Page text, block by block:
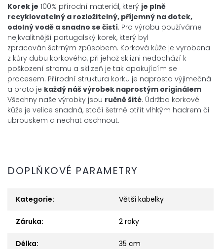
Korek je 100% přírodní materiál, který je plně
recyklovatelný a rozložitelný, příjemný na dotek,
odolný vodě a snadno se čistí. Pro výrobu používáme
nejkvalitnější portugalský korek, který byl
zpracován šetrným způsobem. Korková kůže je vyrobena
z kůry dubu korkového, při jehož sklizni nedochází k
poškození stromu a sklizeň je tak opakujícím se
procesem. Přírodní struktura korku je naprosto výjimečná
a proto je každý náš výrobek naprostým originálem.
Všechny naše výrobky jsou ručně šité. Údržba korkové
kůže je velice snadná, stačí šetrně otřít vlhkým hadrem či
ubrouskem a nechat oschnout.
DOPLŇKOVÉ PARAMETRY
Kategorie: Větší kabelky
Záruka: 2 roky
Délka: 35 cm